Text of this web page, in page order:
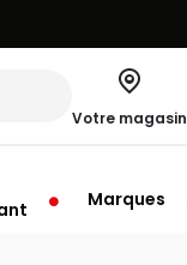
Votre magasin
à 19:30 Marques